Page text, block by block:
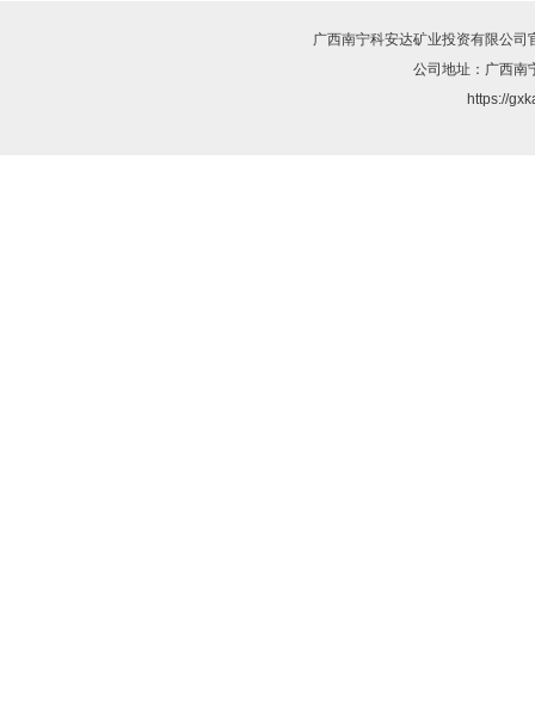
广西南宁科安达矿业投资有限公司
公司地址：广西南
https://